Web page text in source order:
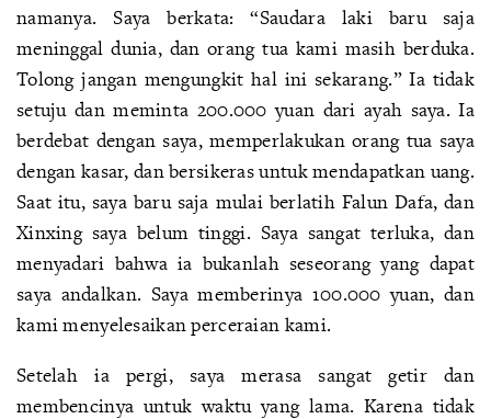
namanya. Saya berkata: “Saudara laki baru saja
meninggal dunia, dan orang tua kami masih berduka.
Tolong jangan mengungkit hal ini sekarang.” Ia tidak
setuju dan meminta 200.000 yuan dari ayah saya. Ia
berdebat dengan saya, memperlakukan orang tua saya
dengan kasar, dan bersikeras untuk mendapatkan uang.
Saat itu, saya baru saja mulai berlatih Falun Dafa, dan
Xinxing saya belum tinggi. Saya sangat terluka, dan
menyadari bahwa ia bukanlah seseorang yang dapat
saya andalkan. Saya memberinya 100.000 yuan, dan
kami menyelesaikan perceraian kami.
Setelah ia pergi, saya merasa sangat getir dan
membencinya untuk waktu yang lama. Karena tidak